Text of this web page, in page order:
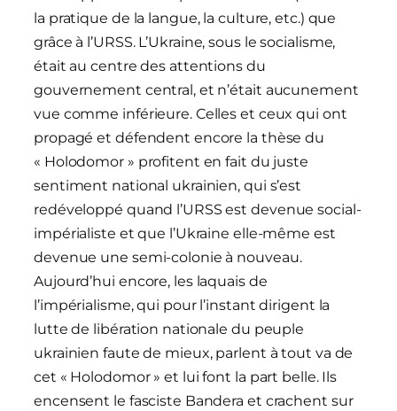
la pratique de la langue, la culture, etc.) que
grâce à l’URSS. L’Ukraine, sous le socialisme,
était au centre des attentions du
gouvernement central, et n’était aucunement
vue comme inférieure. Celles et ceux qui ont
propagé et défendent encore la thèse du
« Holodomor » profitent en fait du juste
sentiment national ukrainien, qui s’est
redéveloppé quand l’URSS est devenue social-
impérialiste et que l’Ukraine elle-même est
devenue une semi-colonie à nouveau.
Aujourd’hui encore, les laquais de
l’impérialisme, qui pour l’instant dirigent la
lutte de libération nationale du peuple
ukrainien faute de mieux, parlent à tout va de
cet « Holodomor » et lui font la part belle. Ils
encensent le fasciste Bandera et crachent sur